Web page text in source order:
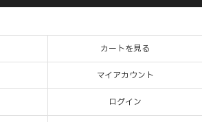
カートを見る
マイアカウント
ログイン